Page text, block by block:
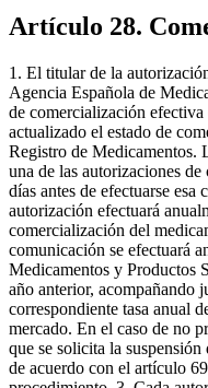
Artículo 28.
1. El titular de la
Agencia Española de
de comercialización
actualizado el estado de
Registro de Medicamentos.
una de las autorizaciones
días antes de efectuarse
autorización efectuará
comercialización del
comunicación se efectuará
Medicamentos y Productos
año anterior, acompañando
correspondiente tasa anual
mercado. En el caso de no
que se solicita la
de acuerdo con el artículo